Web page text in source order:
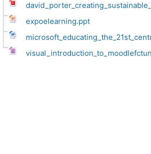
expoelearning.ppt